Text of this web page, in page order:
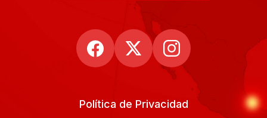
Política de Privacidad